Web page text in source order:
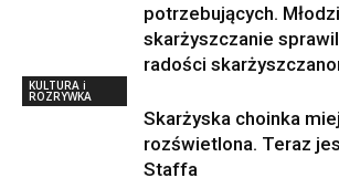
potrzebujących. Młodzi
skarżyszczanie
radości
KULTURA i
ROZRYWKA
Skarżyska choinka
rozświetlona. Teraz
Staffa